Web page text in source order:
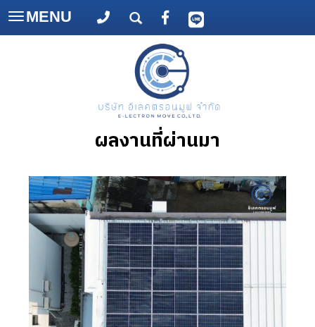
Toggle
navigation
MENU
ผลงานที่ผ่านมา